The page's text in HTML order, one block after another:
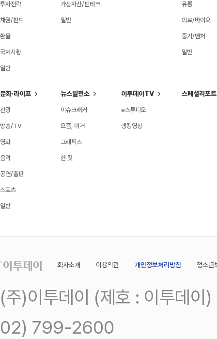
투자전략
채권/펀드
환율
국제시황
일반
가상자산/핀테크
일반
유통
의료/바이오
중기/벤처
일반
문화·라이프
관광
방송/TV
영화
음악
공연/출판
스포츠
일반
뉴스발전소
이슈크래커
요즘, 이거
그래픽스
한 컷
이투데이TV
e스튜디오
랭킹영상
스페셜리포트
회사소개 이용약관 개인정보처리방침 청소년
(주)이투데이 (제호 : 이투데
02) 799-2600